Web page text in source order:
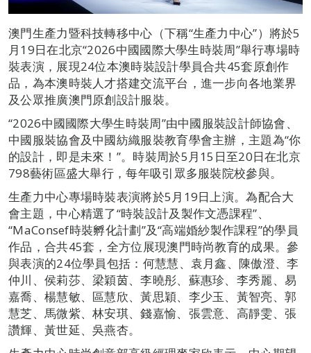
澳門生產力暨科技轉移中心（下稱“生產力中心”）將於5
月19日在北京“2026中國國際大學生時裝周”舉行專場時
裝表演，展現24位本澳時裝設計學員合共45套原創作
品，為本澳時裝人才搭建交流平台，進一步向各地業界
及公眾推廣澳門原創設計服裝。
“2026中國國際大學生時裝周”由中國服裝設計師協會、
中國服裝協會及中國紡織服裝教育學會主辦，主題為“你
的設計，即是未來！”。時裝周於5月15日至20日在北京
798藝術區盛大舉行，每年吸引眾多服裝院校參與。
生產力中心專場時裝表演將於5月19日上演。為配合大
會主題，中心精選了“時裝設計及製作文憑課程”、
“MaConsef時裝孵化計劃”及“高端婚紗製作課程”的學員
作品，合共45套，全方位展現澳門時尚教育的成果。參
與表演的24位學員包括：何慧慧、袁月鑫、陳傲澄、李
仲川、侯莉莎、梁穎茵、李曉彤、蘇惠珍、李秀麗、易
嘉喬、楊慧敏、區慧欣、黃思穎、李少玉、黃智亮、郭
慧芝、馬微紫、林安琪、錢嘉愉、張雲意、高靜雯、張
讚輝、黃世延、吳燕杏。